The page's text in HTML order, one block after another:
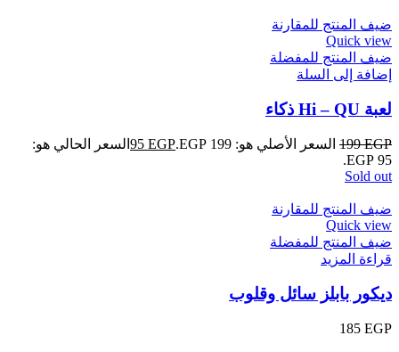
ضيف المنتج للمقارنة
Quick view
ضيف المنتج للمفضلة
إضافة إلى السلة
لعبة Hi – QU ذكاء
199EGP السعر الأصلي هو: 199 EGP. 95 EGP
السعر الحالي هو:
95 EGP.
Sold out
ضيف المنتج للمقارنة
Quick view
ضيف المنتج للمفضلة
قراءة المزيد
ديكور بابلز سائل وقلوب
185 EGP